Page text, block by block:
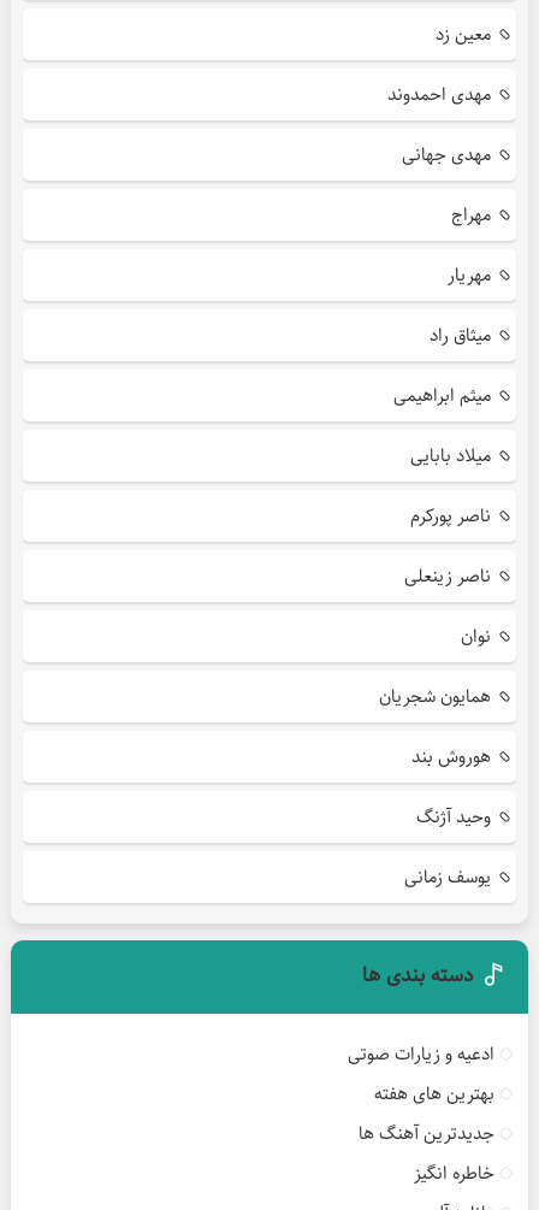
معین زد
مهدی احمدوند
مهدی جهانی
مهراج
مهریار
میثاق راد
میثم ابراهیمی
میلاد بابایی
ناصر پورکرم
ناصر زینعلی
نوان
همایون شجریان
هوروش بند
وحید آژنگ
یوسف زمانی
دسته بندی ها
ادعیه و زیارات صوتی
بهترین های هفته
جدیدترین آهنگ ها
خاطره انگیز